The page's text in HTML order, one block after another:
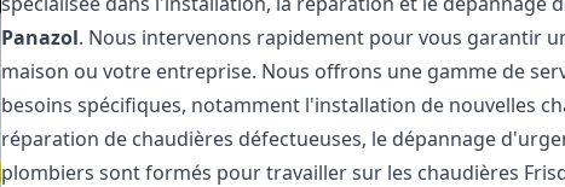
Panazol. Nous intervenons rapidement pour vous garantir
maison ou votre entreprise. Nous offrons une gamme de
besoins spécifiques, notamment l'installation de nouvelles
réparation de chaudières défectueuses, le dépannage
plombiers sont formés pour travailler sur les chaudières